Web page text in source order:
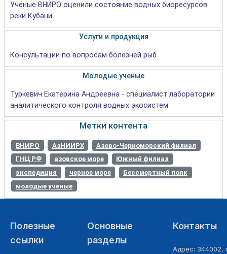
Учёные ВНИРО оценили состояние водных биоресурсов
реки Кубани
Услуги и продукция
Консультации по вопросам болезней рыб
Молодые ученые
Туркевич Екатерина Андреевна - специалист лаборатории
аналитического контроля водных экосистем
Метки контента
ВНИРО АзНИИРХ
Азово-Черноморский филиал
ГНЦ РФ
азовское море
Южный филиал
экспедиция
черное море
Бессмертный полк
молодые ученые
Полезные
ссылки
Основные
разделы
Контакты
Адрес: 344002,